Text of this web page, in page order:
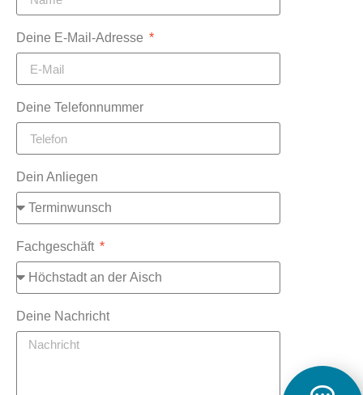
Deine E-Mail-Adresse
Deine Telefonnummer
Dein Anliegen
Fachgeschäft
Deine Nachricht